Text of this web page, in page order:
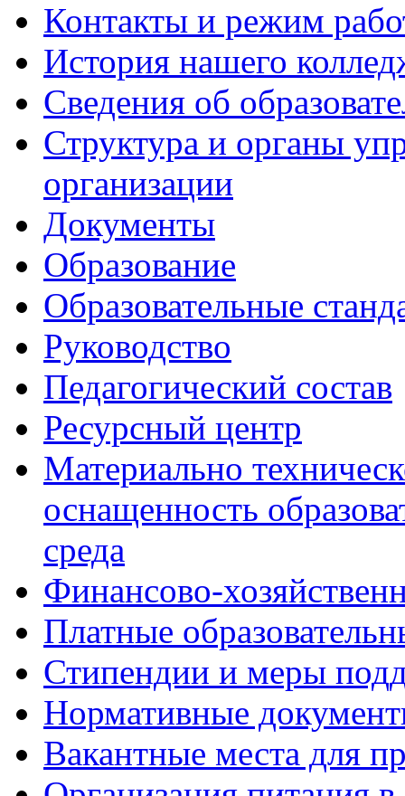
Контакты и режим
История нашего
Сведения об
Структура и органы
организации
Документы
Образование
Образовательные
Руководство
Педагогический состав
Ресурсный центр
Материально
оснащенность
среда
Финансово-
Платные
Стипендии и меры
Нормативные
Вакантные места для